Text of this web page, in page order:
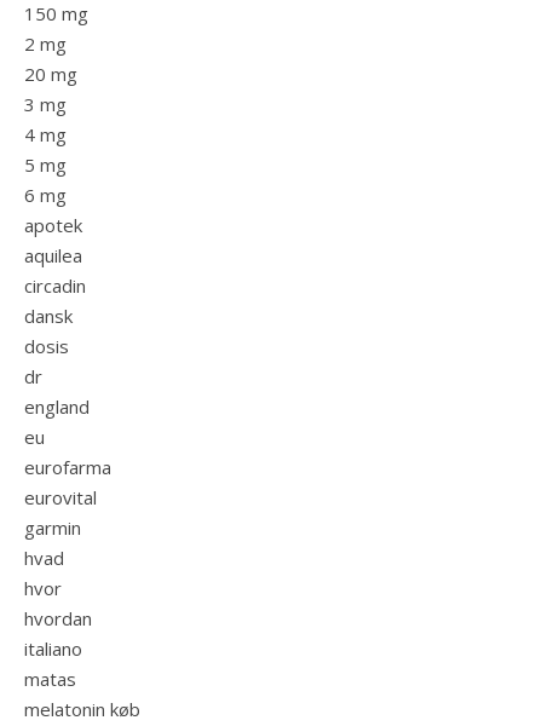
150 mg
2 mg
20 mg
3 mg
4 mg
5 mg
6 mg
apotek
aquilea
circadin
dansk
dosis
dr
england
eu
eurofarma
eurovital
garmin
hvad
hvor
hvordan
italiano
matas
melatonin køb